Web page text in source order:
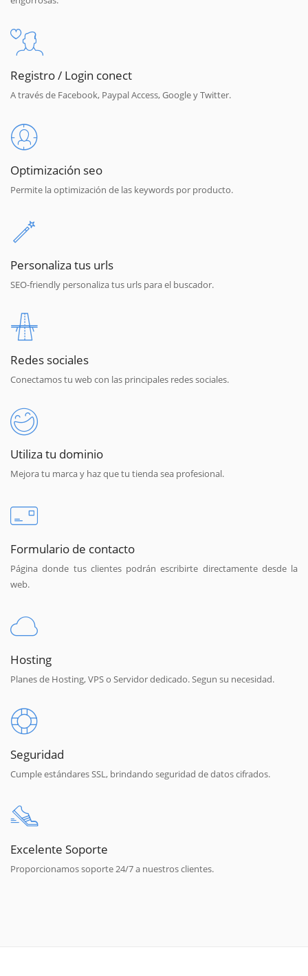
Registro / Login conect
A través de Facebook, Paypal Access, Google y Twitter.
Optimización seo
Permite la optimización de las keywords por producto.
Personaliza tus urls
SEO-friendly personaliza tus urls para el buscador.
Redes sociales
Conectamos tu web con las principales redes sociales.
Utiliza tu dominio
Mejora tu marca y haz que tu tienda sea profesional.
Formulario de contacto
Página donde tus clientes podrán escribirte directamente desde la
web.
Hosting
Planes de Hosting, VPS o Servidor dedicado. Segun su necesidad.
Seguridad
Cumple estándares SSL, brindando seguridad de datos cifrados.
Excelente Soporte
Proporcionamos soporte 24/7 a nuestros clientes.